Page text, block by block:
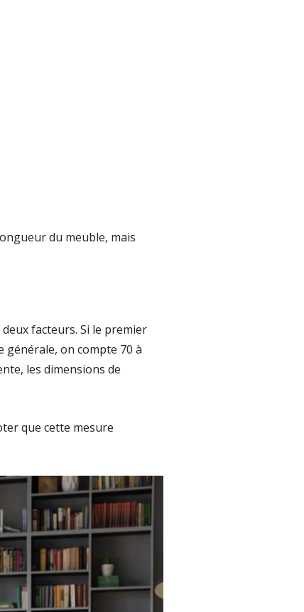
du meuble, mais
facteurs. Si le premier
générale, on compte 70 à
les dimensions de
que cette mesure